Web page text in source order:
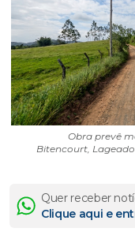
Obra prevê
Bitencourt,
Quer receber
Clique aqui e